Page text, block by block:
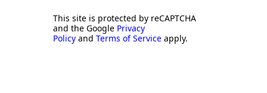
This site is protected by reCAPTCHA
and the Google Privacy
Policy and Terms of Service apply.